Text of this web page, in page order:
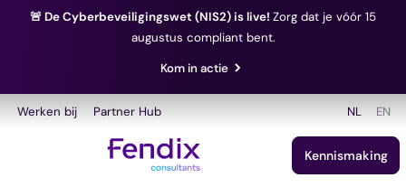
🚨 De Cyberbeveiligingswet (NIS2) is live! Zorg dat je vóór 15
augustus compliant bent.
Kom in actie
Werken bij Partner Hub NL EN
Kennismaking